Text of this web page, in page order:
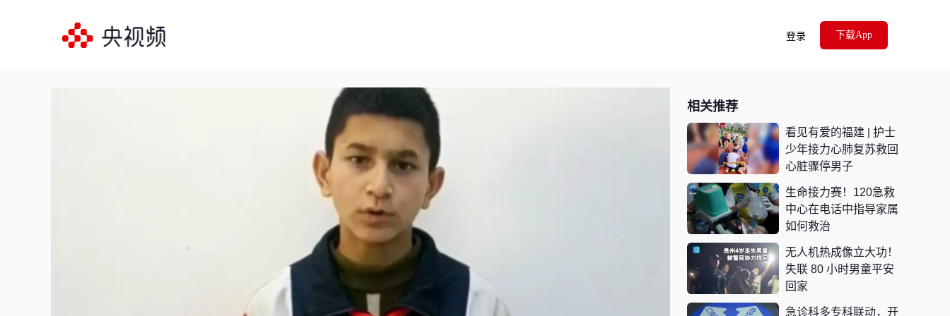
登录 下载App
相关推荐
看见有爱的福建 | 护士
少年接力心肺复苏救回
心脏骤停男子
生命接力赛！120急救
中心在电话中指导家属
如何救治
无人机热成像立大功！
失联 80 小时男童平安
回家
急诊科多专科联动，开